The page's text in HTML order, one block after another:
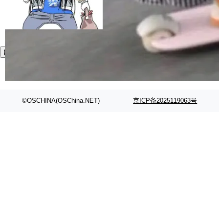
b 安装 支持 Java 8+（8~26）、macOS / Linu
x / Windows / Harmony PC。 # macOS / Linu
x / Harmony PC curl -fsSL https://solon.noea
个文件，其规模远超单次模型调用可承载的上下
文窗口。随着项目规模的持续扩张与代码历史的
不断累积，代码仓中的模块关系、接口契约、业
务逻辑等关键信息往往分散于数十乃至数百个文
件之中，形成高度复杂的知识关联网络。传统的
理解大规模代码仓时面临显著"代码仓理解"瓶
©OSCHINA(OSChina.NET) 京ICP备2025119063号